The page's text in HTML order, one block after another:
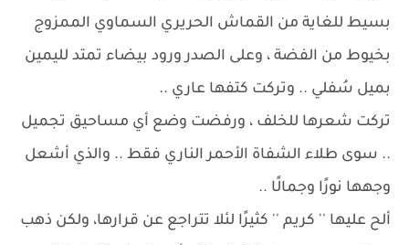
بسيط للغاية من القماش الحريري السماوي الممزوج
بخيوط من الفضة ، وعلى الصدر ورود بيضاء تمتد لليمين
بميل سُفلي .. وتركت كتفها عاري ..
تركت شعرها للخلف ، ورفضت وضع أي مساحيق تجميل
.. سوى طلاء الشفاة الأحمر الناري فقط .. والذي أشعل
وجهها نورًا وجمالًا ..
ألح عليها '' كريم '' كثيرًا لئلا تتراجع عن قرارها، ولكن ذهب